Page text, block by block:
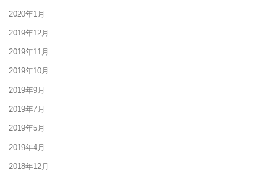
2020年1月
2019年12月
2019年11月
2019年10月
2019年9月
2019年7月
2019年5月
2019年4月
2018年12月